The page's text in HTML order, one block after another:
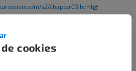
m/s2/chapter03.html
Physiology: Translation and
cookies